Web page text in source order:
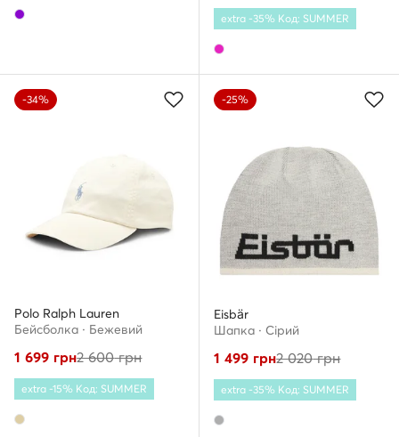
extra -35% Код: SUMMER
-34%
Polo Ralph Lauren
Бейсболка · Бежевий
1 699 грн2 600грн
extra -15% Код: SUMMER
-25%
Eisbär
Шапкa · Сірий
1 499 грн2 020грн
extra -35% Код: SUMMER